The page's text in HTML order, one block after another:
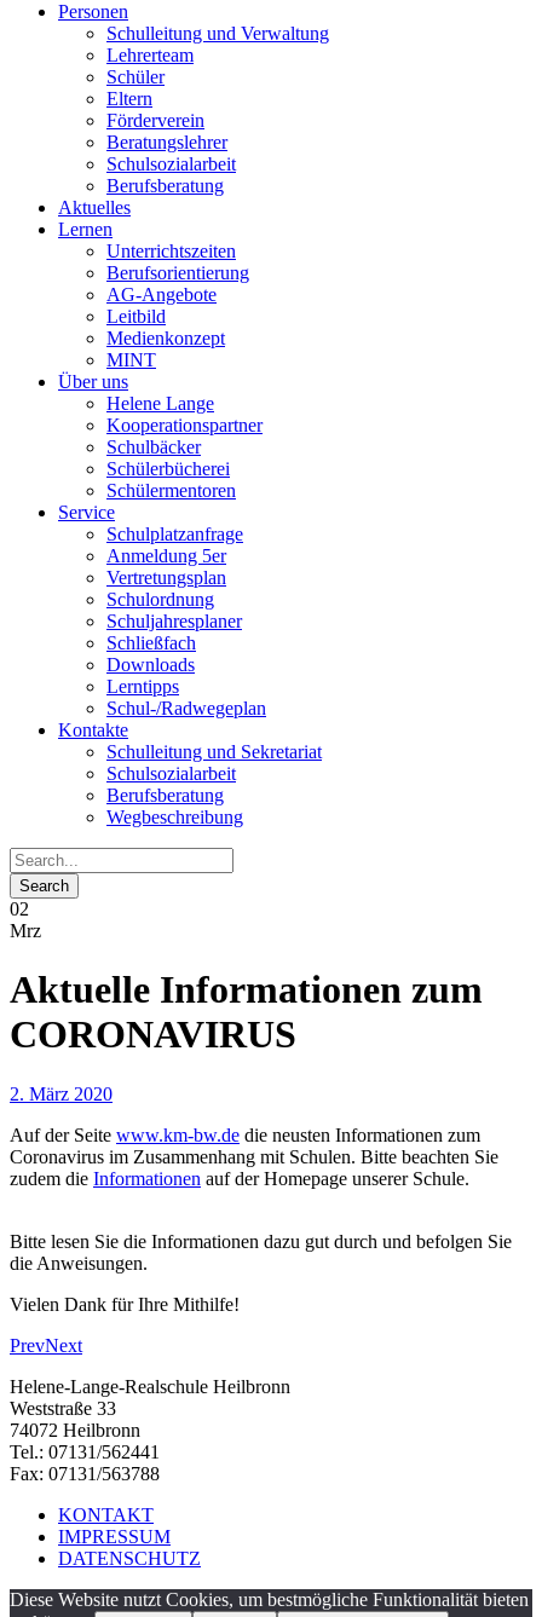
Personen
Schulleitung und Verwaltung
Lehrerteam
Schüler
Eltern
Förderverein
Beratungslehrer
Schulsozialarbeit
Berufsberatung
Aktuelles
Lernen
Unterrichtszeiten
Berufsorientierung
AG-Angebote
Leitbild
Medienkonzept
MINT
Über uns
Helene Lange
Kooperationspartner
Schulbäcker
Schülerbücherei
Schülermentoren
Service
Schulplatzanfrage
Anmeldung 5er
Vertretungsplan
Schulordnung
Schuljahresplaner
Schließfach
Downloads
Lerntipps
Schul-/Radwegeplan
Kontakte
Schulleitung und Sekretariat
Schulsozialarbeit
Berufsberatung
Wegbeschreibung
02
Mrz
Aktuelle Informationen zum
CORONAVIRUS
2. März 2020
Auf der Seite www.km-bw.de die neusten Informationen zum
Coronavirus im Zusammenhang mit Schulen. Bitte beachten Sie
zudem die Informationen auf der Homepage unserer Schule.
Bitte lesen Sie die Informationen dazu gut durch und befolgen Sie
die Anweisungen.
Vielen Dank für Ihre Mithilfe!
PrevNext
Helene-Lange-Realschule Heilbronn
Weststraße 33
74072 Heilbronn
Tel.: 07131/562441
Fax: 07131/563788
KONTAKT
IMPRESSUM
DATENSCHUTZ
Diese Website nutzt Cookies, um bestmögliche Funktionalität bieten